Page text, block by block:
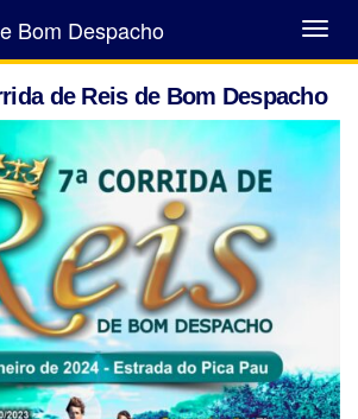
Abrir
Menu
Bom Despacho
de Reis de Bom Despacho